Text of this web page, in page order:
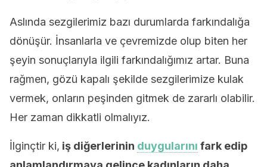
Aslında sezgilerimiz bazı durumlarda farkındalığa
dönüşür. İnsanlarla ve çevremizde olup biten her
şeyin sonuçlarıyla ilgili farkındalığımız artar. Buna
rağmen, gözü kapalı şekilde sezgilerimize kulak
vermek, onların peşinden gitmek de zararlı olabilir.
Her zaman dikkatli olmalıyız.
İlginçtir ki, iş diğerlerinin duygularını fark edip